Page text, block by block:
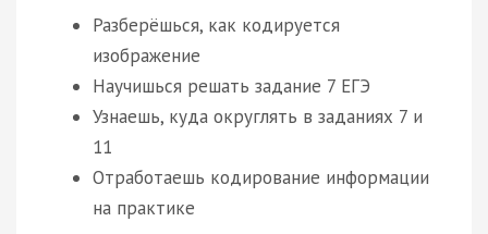
Разберёшься, как кодируется
изображение
Научишься решать задание 7 ЕГЭ
Узнаешь, куда округлять в заданиях 7 и
11
Отработаешь кодирование информации
на практике